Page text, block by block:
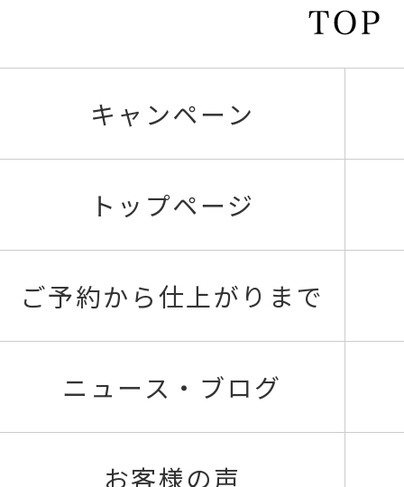
キャンペーン
トップページ
ご予約から仕上がりまで
ニュース・ブログ
お客様の声